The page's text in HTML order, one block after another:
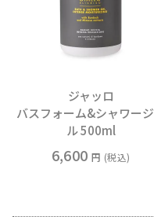
ジャッロ
バスフォーム&シャワー
ル 500ml
6,600 税込